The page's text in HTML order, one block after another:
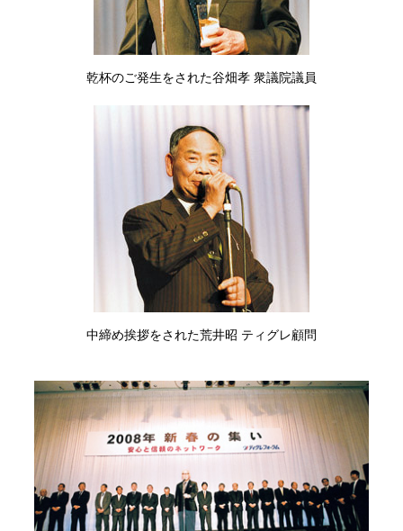
乾杯のご発生をされた谷畑孝 衆議院議員
中締め挨拶をされた荒井昭 ティグレ顧問